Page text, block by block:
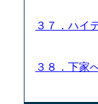
３７．ハイ
３８．下家